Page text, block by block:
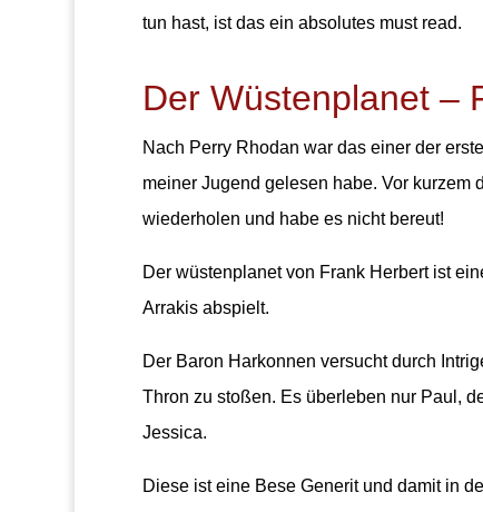
tun hast, ist das ein absolutes must read.
Der Wüstenplanet –
Nach Perry Rhodan war das einer der
meiner Jugend gelesen habe. Vor kurzem
wiederholen und habe es nicht bereut!
Der wüstenplanet von Frank Herbert ist
Arrakis abspielt.
Der Baron Harkonnen versucht durch
Thron zu stoßen. Es überleben nur Paul,
Jessica.
Diese ist eine Bese Generit und damit in